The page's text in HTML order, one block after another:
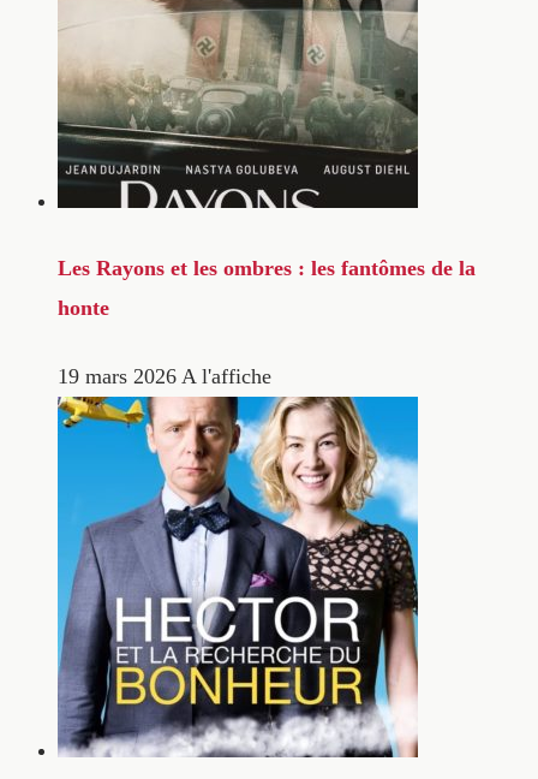
Les Rayons et les ombres : les fantômes de la
honte
19 mars 2026 A l'affiche